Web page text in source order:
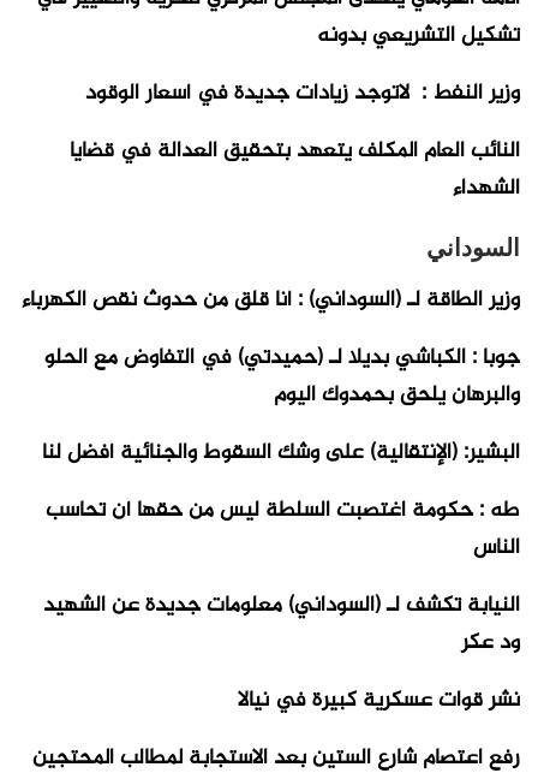
تشكيل التشريعي بدونه
وزير النفط : لاتوجد زيادات جديدة في أسعار الوقود
النائب العام المكلف يتعهد بتحقيق العدالة في قضايا
الشهداء
السوداني
وزير الطاقة لـ (السوداني) : أنا قلق من حدوث نقص الكهرباء
جوبا : الكباشي بديلا لـ (حميدتي) في التفاوض مع الحلو
والبرهان يلحق بحمدوك اليوم
البشير: (الإنتقالية) على وشك السقوط والجنائية أفضل لنا
طه : حكومة اغتصبت السلطة ليس من حقها أن تحاسب
الناس
النيابة تكشف لـ (السوداني) معلومات جديدة عن الشهيد
ود عكر
نشر قوات عسكرية كبيرة في نيالا
رفع اعتصام شارع الستين بعد الاستجابة لمطالب المحتجين